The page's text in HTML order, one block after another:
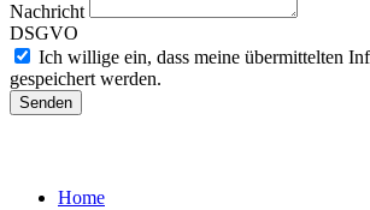
Nachricht
DSGVO
Ich willige ein, dass meine übermittelten
gespeichert werden.
Senden
Home